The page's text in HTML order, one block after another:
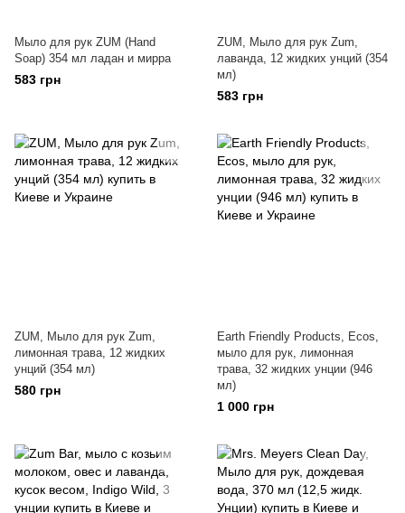
Мыло для рук ZUM (Hand
Soap) 354 мл ладан и мирра
583 грн
ZUM, Мыло для рук Zum,
лаванда, 12 жидких унций (354
мл)
583 грн
ZUM, Мыло для рук Zum,
лимонная трава, 12 жидких
унций (354 мл)
580 грн
Earth Friendly Products, Ecos,
мыло для рук, лимонная
трава, 32 жидких унции (946
мл)
1 000 грн